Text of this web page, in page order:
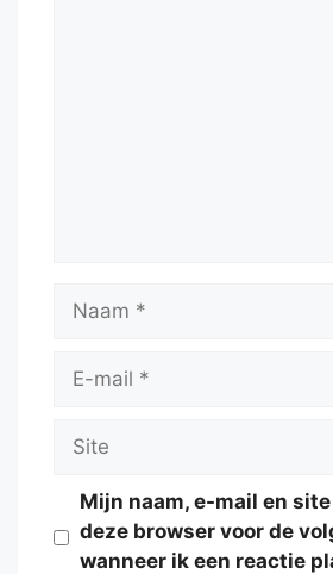
Naam
Site
Mijn naam, e-mail en
deze browser voor de
wanneer ik een reactie